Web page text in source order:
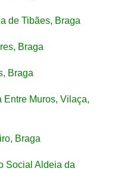
de Tibães, Braga
Braga
Braga
Muros, Vilaça,
Braga
Social Aldeia da